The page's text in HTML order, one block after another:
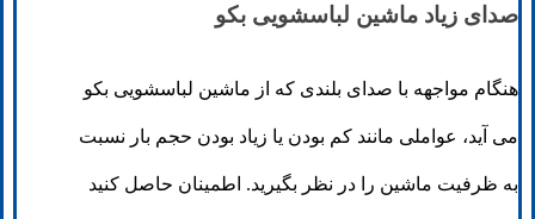
صدای زیاد ماشین لباسشویی بکو
هنگام مواجهه با صدای بلندی که از ماشین لباسشویی بکو
می آید، عواملی مانند کم بودن یا زیاد بودن حجم بار نسبت
به ظرفیت ماشین را در نظر بگیرید. اطمینان حاصل کنید